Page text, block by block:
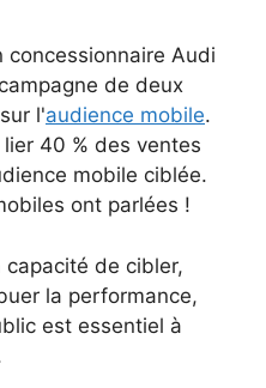
concessionnaire Audi
de deux
l'audience mobile.
40 % des ventes
mobile ciblée.
ont parlées !
de cibler,
la performance,
est essentiel à